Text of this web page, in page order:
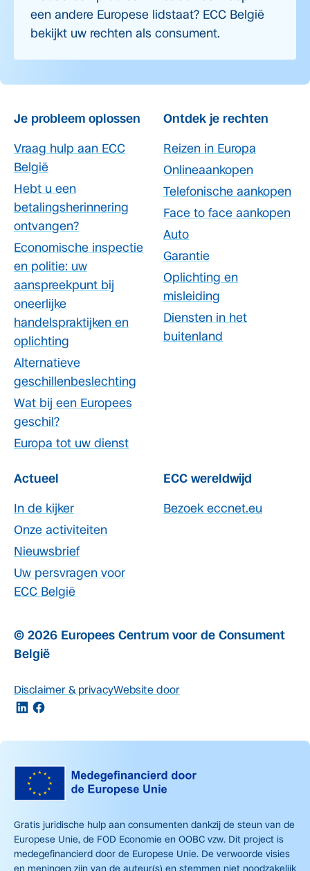
een andere Europese lidstaat? ECC België
bekijkt uw rechten als consument.
Je probleem oplossen
Vraag hulp aan ECC
België
Hebt u een
betalingsherinnering
ontvangen?
Economische inspectie
en politie: uw
aanspreekpunt bij
oneerlijke
handelspraktijken en
oplichting
Alternatieve
geschillenbeslechting
Wat bij een Europees
geschil?
Europa tot uw dienst
Ontdek je rechten
Reizen in Europa
Onlineaankopen
Telefonische aankopen
Face to face aankopen
Auto
Garantie
Oplichting en
misleiding
Diensten in het
buitenland
Actueel
In de kijker
Onze activiteiten
Nieuwsbrief
Uw persvragen voor
ECC België
ECC wereldwijd
Bezoek eccnet.eu
© 2026 Europees Centrum voor de Consument
België
Disclaimer & privacyWebsite door
Gratis juridische hulp aan consumenten dankzij de steun van de
Europese Unie, de FOD Economie en OOBC vzw. Dit project is
medegefinancierd door de Europese Unie. De verwoorde visies
en meningen zijn van de auteur(s) en stemmen niet noodzakelijk